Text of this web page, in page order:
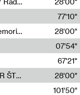
77'10"
Radia Show Show #1101 : Embedded Memories by Jimmy Peggie / radioart106
28'00"
07'54"
67'21"
Radia Show #1100 : 74.48 DB(A) BY IGOR ŠTROMAJER FOR RADIO X
28'00"
101'50"